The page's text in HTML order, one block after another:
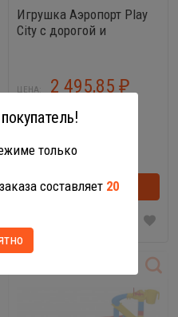
Игрушка Аэропорт Play
City с дорогой и
ЦЕНА: 2 495,85 ₽
В наличии
В корзину
только
составляет 20